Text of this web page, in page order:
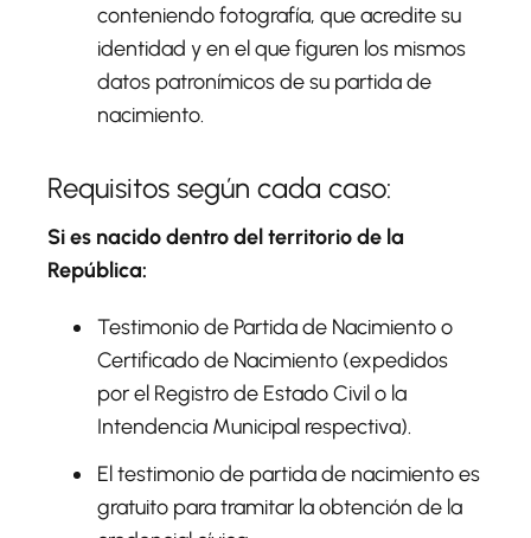
conteniendo fotografía, que acredite su
identidad y en el que figuren los mismos
datos patronímicos de su partida de
nacimiento.
Requisitos según cada caso:
Si es nacido dentro del territorio de la
República:
Testimonio de Partida de Nacimiento o
Certificado de Nacimiento (expedidos
por el Registro de Estado Civil o la
Intendencia Municipal respectiva).
El testimonio de partida de nacimiento es
gratuito para tramitar la obtención de la